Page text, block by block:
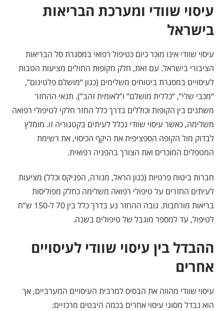
עיסוי שוודי ומערכת הבריאות
בישראל
עיסוי שוודי אינו מוכר כיום כטיפול רפואי במסגרת סל הבריאות
הציבורי בישראל. עם זאת, חלק מקופות החולים מציעות הטבות
לעיסויים במסגרת ביטוחים משלימים (כגון “מושלם פלטינום”,
“מכבי שלי”, “כללית מושלם” ו”לאומית זהב”). תנאי ההחזר
משתנים בין הקופות וכוללים בדרך כלל החזר חלקי לטיפולי רפואה
משלימה, כאשר עיסוי שוודי נכלל לעיתים בקטגוריה זו. מומלץ
לבדוק מול הקופה הספציפית את היקף הכיסוי, את רשימת
המטפלים המוכרים ואת הצורך בהפניה רפואית.
חברות ביטוח פרטיות (כגון הראל, מנורה, הפניקס וכלל) מציעות
לעיתים החזרים על טיפולי רפואה משלימה כחלק מפוליסות
בריאות מורחבות. גובה ההחזר נע בדרך כלל בין 70 ל-150 ש”ח
לטיפול, עד למספר מוגבל של טיפולים בשנה.
ההבדל בין עיסוי שוודי לעיסויים
אחרים
עיסוי שוודי מהווה את הבסיס למרבית העיסויים המערביים, אך
הוא נבדל מסוגי עיסוי אחרים בכמה היבטים מרכזיים: